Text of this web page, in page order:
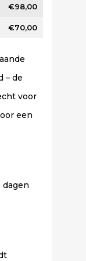
€98,00
€70,00
– de
voor
een
dagen